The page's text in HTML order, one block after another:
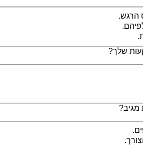
הרגש.
שלך?
מגיב?